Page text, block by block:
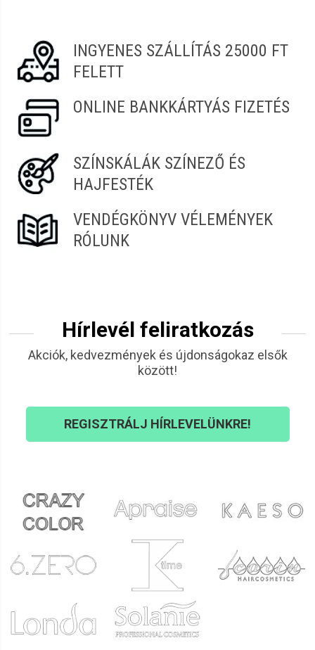
INGYENES SZÁLLÍTÁS 25000 FT
FELETT
ONLINE BANKKÁRTYÁS FIZETÉS
SZÍNSKÁLÁK SZÍNEZŐ ÉS
HAJFESTÉK
VENDÉGKÖNYV VÉLEMÉNYEK
RÓLUNK
Hírlevél feliratkozás
Akciók, kedvezmények és újdonságokaz elsők
között!
REGISZTRÁLJ HÍRLEVELÜNKRE!